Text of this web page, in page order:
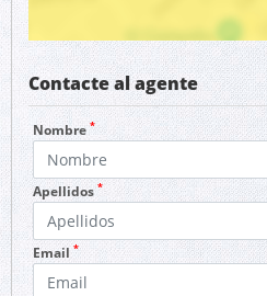
Contacte al agente
Nombre*
Apellidos *
Email *